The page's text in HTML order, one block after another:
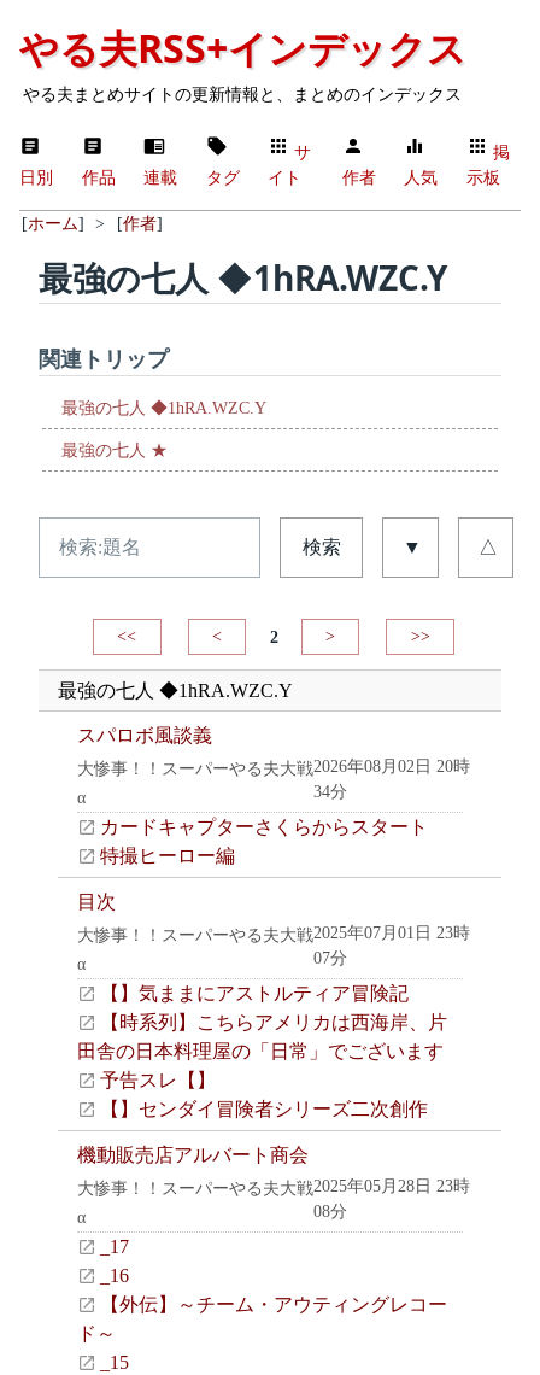
やる夫RSS+インデックス
やる夫まとめサイトの更新情報と、まとめのインデックス
日別 作品 連載 タグ
サ
イト
作者 人気
掲
示板
[ホーム] > [作者]
最強の七人 ◆1hRA.WZC.Y
関連トリップ
最強の七人 ◆1hRA.WZC.Y
最強の七人 ★
検索 ▼ △
<< < 2 > >>
最強の七人 ◆1hRA.WZC.Y
スパロボ風談義
大惨事！！スーパーやる夫大戦
α
2026年08月02日 20時
34分
カードキャプターさくらからスタート
特撮ヒーロー編
目次
大惨事！！スーパーやる夫大戦
α
2025年07月01日 23時
07分
【】気ままにアストルティア冒険記
【時系列】こちらアメリカは西海岸、片
田舎の日本料理屋の「日常」でございます
予告スレ【】
【】センダイ冒険者シリーズ二次創作
機動販売店アルバート商会
大惨事！！スーパーやる夫大戦
α
2025年05月28日 23時
08分
_17
_16
【外伝】～チーム・アウティングレコー
ド～
_15